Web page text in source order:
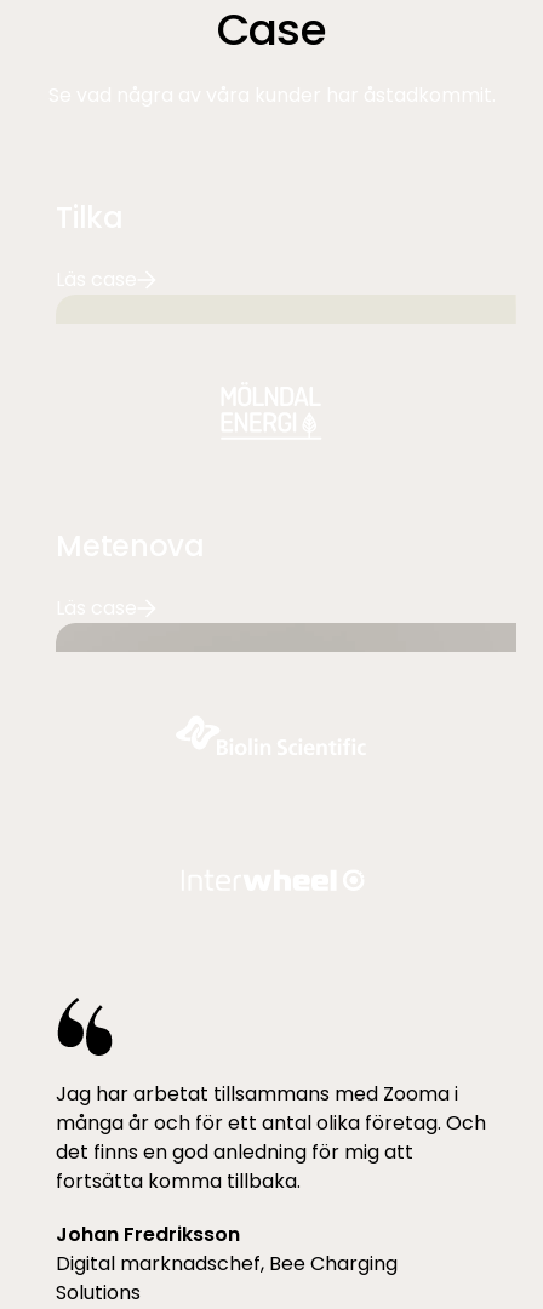
Case
Jag har arbetat tillsammans med Zooma i
många år och för ett antal olika företag. Och
det finns en god anledning för mig att
fortsätta komma tillbaka.
Johan Fredriksson
Digital marknadschef, Bee Charging
Solutions